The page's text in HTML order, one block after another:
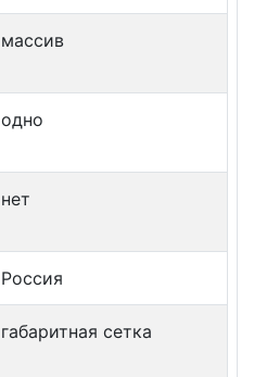
массив
одно
нет
Россия
габаритная сетка